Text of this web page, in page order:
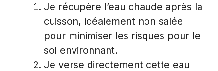
Je récupère l’eau chaude après la
cuisson, idéalement non salée
pour minimiser les risques pour le
sol environnant.
Je verse directement cette eau